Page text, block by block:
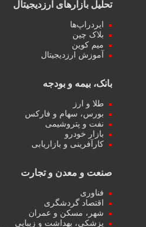
تحلیل بازارهای ارزدیجیتال
ایردراپ‌ها
بلاک چین
میم کوین‌
آموزش ارزدیجیتال
بانک، بیمه و بودجه
طلا و ارز
بورس، سهام و فارکس
نفت و پتروشیمی
بازار خودرو
کارآفرینی و بازاریابی
صنعت و معدن و تجارت
فناوری
اقتصاد گردشگری
شهر، مسکن و عمران
پزشکی، بهداشت و زیبایی